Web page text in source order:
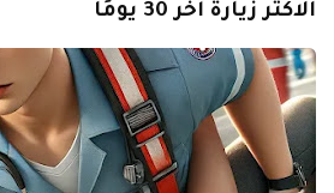
الاكثر زيارة آخر 30 يومًا